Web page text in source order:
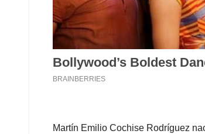
Martín Emilio Cochise Rodríguez